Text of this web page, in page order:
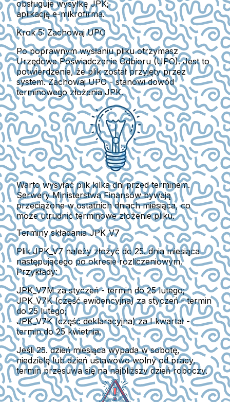
obsługuje wysyłkę JPK;
aplikację e-mikrofirma.
Krok 5: Zachowaj UPO
Po poprawnym wysłaniu pliku otrzymasz
Urzędowe Poświadczenie Odbioru (UPO).Jest to
potwierdzenie, że plik został przyjęty przez
system. Zachowaj UPO - stanowi dowód
terminowego złożenia JPK.
Warto wysyłać plik kilka dni przed terminem.
Serwery Ministerstwa Finansów bywają
przeciążone w ostatnich dniach miesiąca, co
może utrudnić terminowe złożenie pliku.
Terminy składania JPK_V7
Plik JPK_V7 należy złożyć do25. dnia miesiąca
następującego po okresie rozliczeniowym.
Przykłady:
JPK_V7M za styczeń- termin do 25 lutego;
JPK_V7K (część ewidencyjna) za styczeń- termin
do 25 lutego;
JPK_V7K (część deklaracyjna) za I kwartał-
termin do 25 kwietnia.
Jeśli 25. dzień miesiąca wypada w sobotę,
niedzielę lub dzień ustawowo wolny od pracy,
termin przesuwa się na najbliższy dzień roboczy.